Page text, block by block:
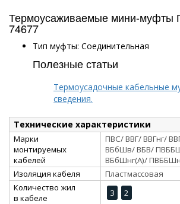
Термоусаживаемые мини-муфты
74677
Тип муфты: Соединительная
Полезные статьи
Термоусадочные кабельные
сведения.
Технические характеристики
Марки
монтируемых
кабелей
ПВС/ ВВГ/ ВВГнг/
ВБбШв/ ВБВ/
ВБбШнг(А)/
Изоляция кабеля
Пластмассовая
Количество жил
в кабеле
3
2